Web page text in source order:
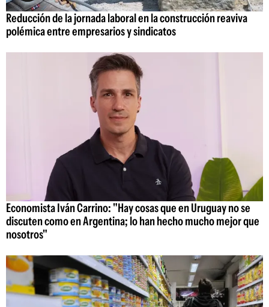
Reducción de la jornada laboral en la construcción reaviva
polémica entre empresarios y sindicatos
Economista Iván Carrino: "Hay cosas que en Uruguay no se
discuten como en Argentina; lo han hecho mucho mejor que
nosotros"